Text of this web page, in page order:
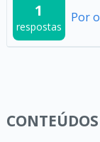
1
respostas
Por